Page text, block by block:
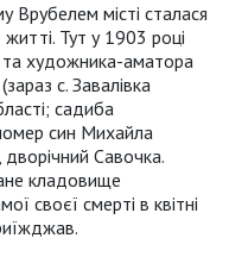
місті сталася
Тут у 1903 році
та художника-аматора
с. Завалівка
садиба
син Михайла
Савочка.
кладовище
своєї смерті в квітні